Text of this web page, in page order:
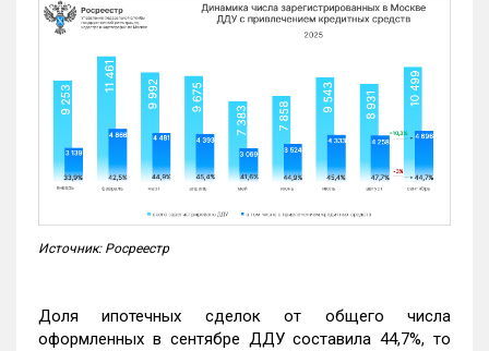
Источник: Росреестр
Доля ипотечных сделок от общего числа
оформленных в сентябре ДДУ составила 44,7%, то